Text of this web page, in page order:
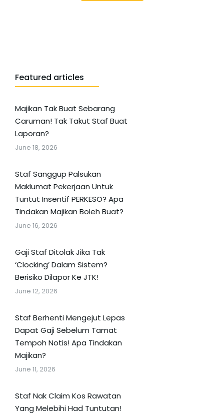
Featured articles
Majikan Tak Buat Sebarang
Caruman! Tak Takut Staf Buat
Laporan?
June 18, 2026
Staf Sanggup Palsukan
Maklumat Pekerjaan Untuk
Tuntut Insentif PERKESO? Apa
Tindakan Majikan Boleh Buat?
June 16, 2026
Gaji Staf Ditolak Jika Tak
‘Clocking’ Dalam Sistem?
Berisiko Dilapor Ke JTK!
June 12, 2026
Staf Berhenti Mengejut Lepas
Dapat Gaji Sebelum Tamat
Tempoh Notis! Apa Tindakan
Majikan?
June 11, 2026
Staf Nak Claim Kos Rawatan
Yang Melebihi Had Tuntutan!